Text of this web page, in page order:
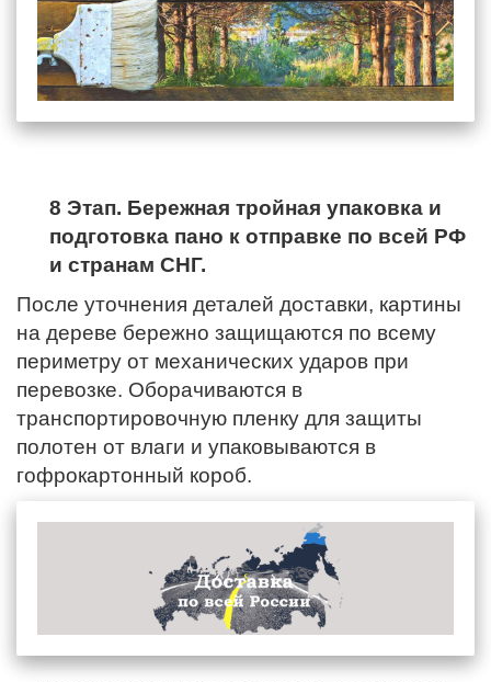
8 Этап. Бережная тройная упаковка и
подготовка пано к отправке по всей РФ
и странам СНГ.
После уточнения деталей доставки, картины
на дереве бережно защищаются по всему
периметру от механических ударов при
перевозке. Оборачиваются в
транспортировочную пленку для защиты
полотен от влаги и упаковываются в
гофрокартонный короб.